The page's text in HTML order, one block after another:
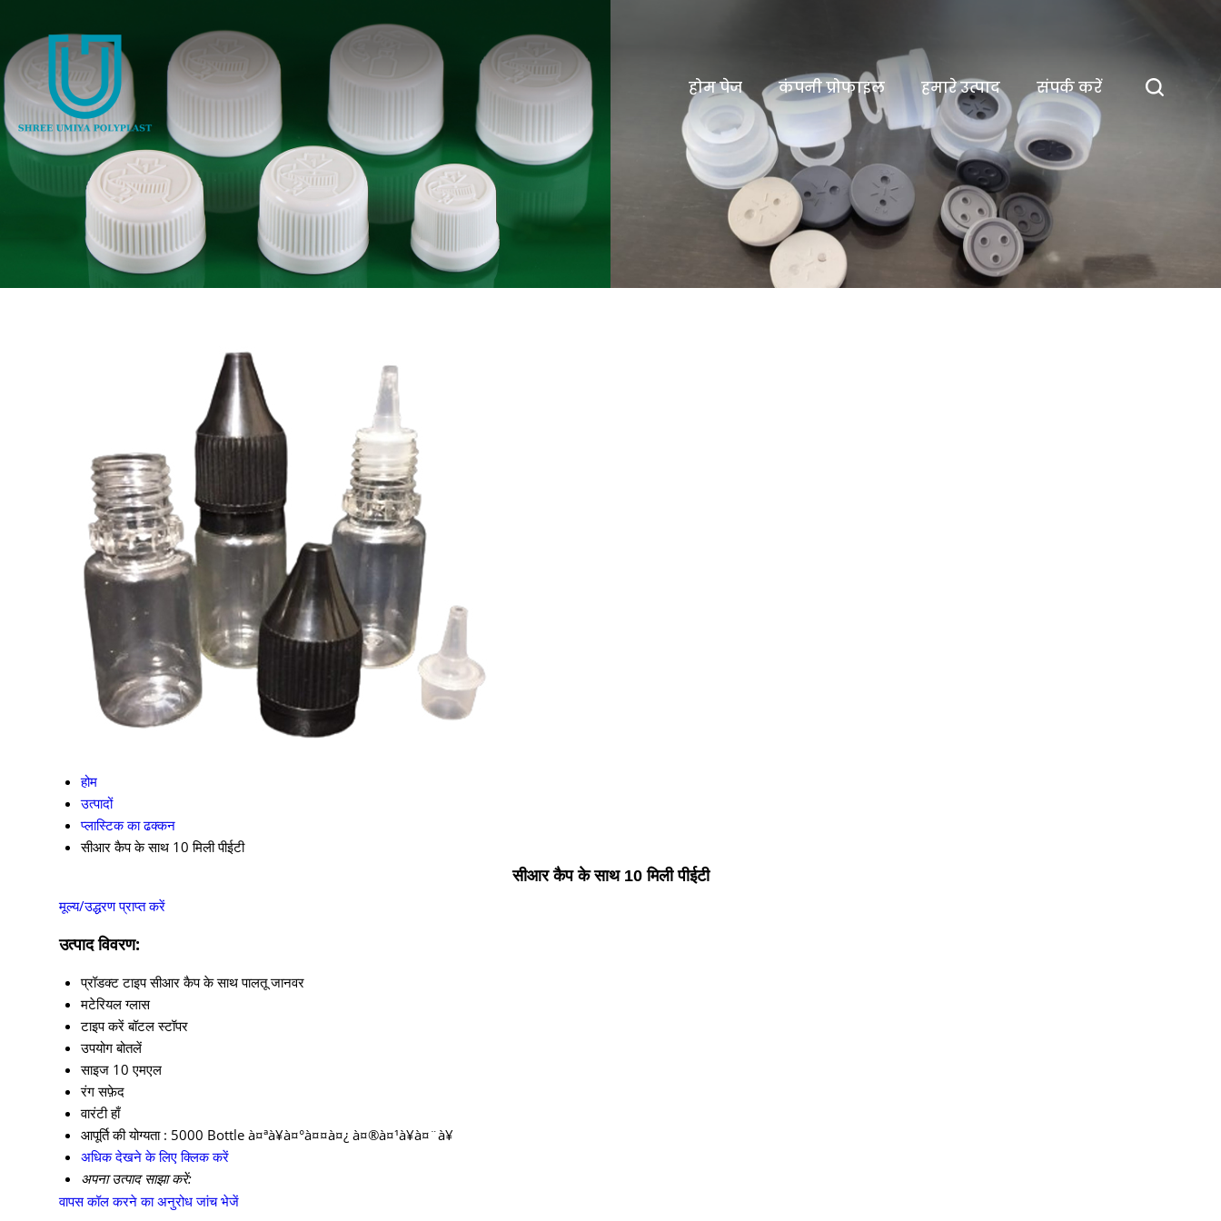
होम पेज कंपनी प्रोफाइल हमारे उत्पाद संपर्क करें
होम
उत्पादों
प्लास्टिक का ढक्कन
सीआर कैप के साथ 10 मिली पीईटी
सीआर कैप के साथ 10 मिली पीईटी
मूल्य/उद्धरण प्राप्त करें
उत्पाद विवरण:
प्रॉडक्ट टाइप सीआर कैप के साथ पालतू जानवर
मटेरियल ग्लास
टाइप करें बॉटल स्टॉपर
उपयोग बोतलें
साइज 10 एमएल
रंग सफ़ेद
वारंटी हाँ
आपूर्ति की योग्यता : 5000 Bottle à¤ªà¥à¤°à¤¤à¤¿ à¤®à¤¹à¥à¤¨à¥
अधिक देखने के लिए क्लिक करें
अपना उत्पाद साझा करें:
वापस कॉल करने का अनुरोध जांच भेजें